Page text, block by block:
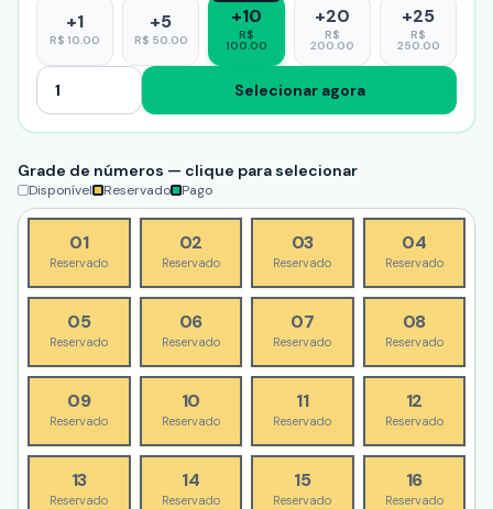
+1
R$ 10.00
+5
R$ 50.00
+10
R$
100.00
+20
R$
200.00
+25
R$
250.00
Selecionar agora
Grade de números — clique para selecionar
Disponível Reservado Pago
01
Reservado
02
Reservado
03
Reservado
04
Reservado
05
Reservado
06
Reservado
07
Reservado
08
Reservado
09
Reservado
10
Reservado
11
Reservado
12
Reservado
13
Reservado
14
Reservado
15
Reservado
16
Reservado